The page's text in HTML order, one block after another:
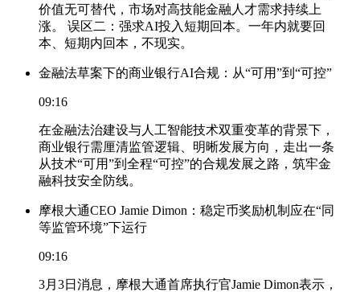
价值无可替代，市场对高技能金融人才需求持续上
涨。 误区二：强求AI投入短期回本。一年内就要回
本、短期内回本，不现实。
金融法草案下的商业银行AI合规：从“可用”到“可控”
09:16
在金融法治建设与人工智能技术双重变革的背景下，
商业银行需厘清监管逻辑、明晰发展方向，走出一条
从技术“可用”到全程“可控”的合规发展之路，筑牢金
融科技安全防线。
摩根大通CEO Jamie Dimon：稳定币奖励机制应在“同
等监管环境”下运行
09:16
3月3日消息，摩根大通首席执行官Jamie Dimon表示，